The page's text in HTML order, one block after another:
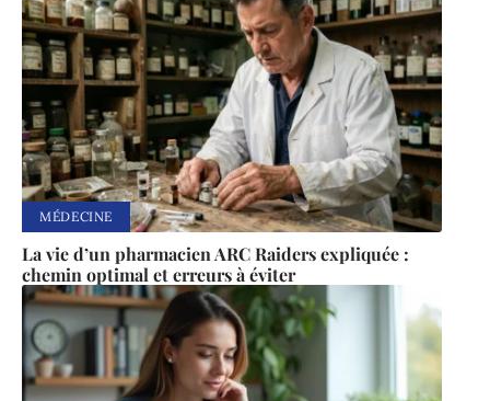
MÉDECINE
La vie d’un pharmacien ARC Raiders expliquée :
chemin optimal et erreurs à éviter